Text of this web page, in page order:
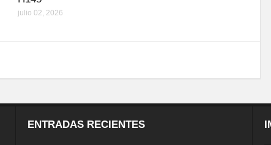
julio 02, 2026
ENTRADAS RECIENTES